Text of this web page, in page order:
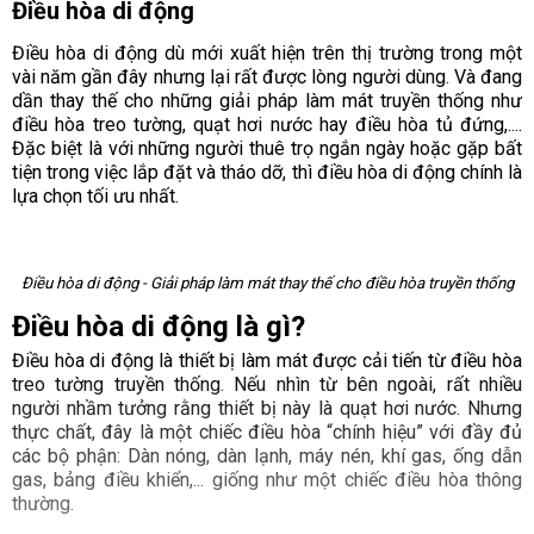
Điều hòa di động
Điều hòa di động dù mới xuất hiện trên thị trường trong một
vài năm gần đây nhưng lại rất được lòng người dùng. Và đang
dần thay thế cho những giải pháp làm mát truyền thống như
điều hòa treo tường, quạt hơi nước hay điều hòa tủ đứng,....
Đặc biệt là với những người thuê trọ ngắn ngày hoặc gặp bất
tiện trong việc lắp đặt và tháo dỡ, thì điều hòa di động chính là
lựa chọn tối ưu nhất.
Điều hòa di động - Giải pháp làm mát thay thế cho điều hòa truyền thống
Điều hòa di động là gì?
Điều hòa di động là thiết bị làm mát được cải tiến từ điều hòa
treo tường truyền thống. Nếu nhìn từ bên ngoài, rất nhiều
người nhầm tưởng rằng thiết bị này là quạt hơi nước. Nhưng
thực chất, đây là một chiếc điều hòa “chính hiệu” với đầy đủ
các bộ phận: Dàn nóng, dàn lạnh, máy nén, khí gas, ống dẫn
gas, bảng điều khiển,... giống như một chiếc điều hòa thông
thường.